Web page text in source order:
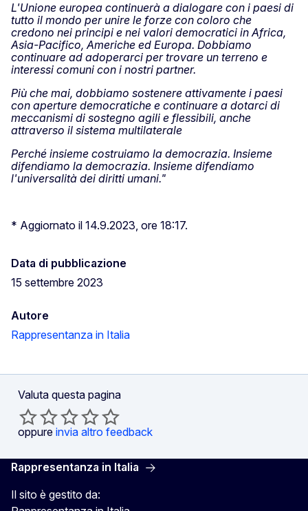
L'Unione europea continuerà a dialogare con i paesi di
tutto il mondo per unire le forze con coloro che
credono nei principi e nei valori democratici in Africa,
Asia-Pacifico, Americhe ed Europa. Dobbiamo
continuare ad adoperarci per trovare un terreno e
interessi comuni con i nostri partner.
Più che mai, dobbiamo sostenere attivamente i paesi
con aperture democratiche e continuare a dotarci di
meccanismi di sostegno agili e flessibili, anche
attraverso il sistema multilaterale
Perché insieme costruiamo la democrazia. Insieme
difendiamo la democrazia. Insieme difendiamo
l'universalità dei diritti umani."
* Aggiornato il 14.9.2023, ore 18:17.
Data di pubblicazione
15 settembre 2023
Autore
Rappresentanza in Italia
Valuta questa pagina
oppure invia altro feedback
Rappresentanza in Italia
Il sito è gestito da: